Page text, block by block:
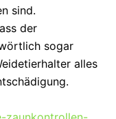
sind.
der
sogar
alles